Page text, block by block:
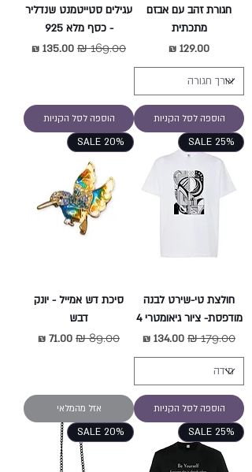
חגורת זהב עם אבזם
מתכתית
מחיר
הוספה לסל הקניות
עגילים סטייטמנט שנדליר
- כסף מלא 925
מחיר רגיל
מחיר מבצע
הוספה לסל הקניות
SALE 25%
חולצת טי-שירט לבנה
מודפסת- ציור גיאומטרי 4
מחיר רגיל
מחיר מבצע
הוספה לסל הקניות
SALE 20%
סיכת דש אמייל - יונק
דבש
מחיר רגיל מחיר מבצע
אזל מהמלאי
SALE 25%
SALE 20%